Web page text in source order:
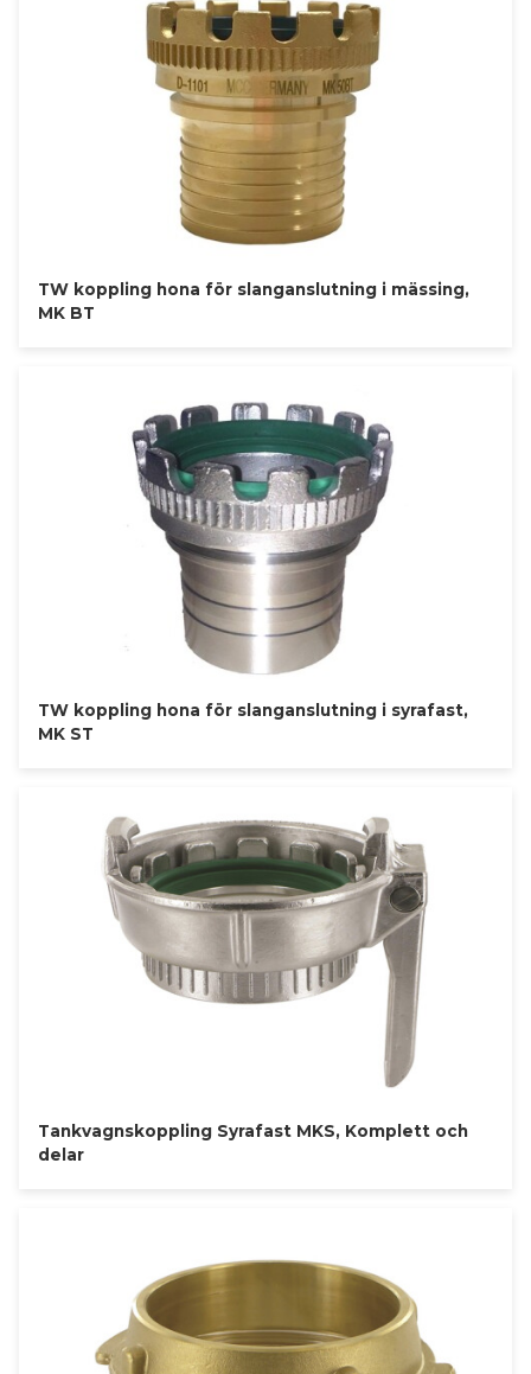
TW koppling hona för slanganslutning i mässing,
MK BT
TW koppling hona för slanganslutning i syrafast,
MK ST
Tankvagnskoppling Syrafast MKS, Komplett och
delar